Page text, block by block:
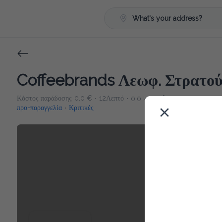
What's your address?
Coffeebrands Λεωφ.
Κόστος παράδοσης 0.0 € • 12Λεπτό • 0.0 km •
0
προ-παραγγελία • Κριτικές